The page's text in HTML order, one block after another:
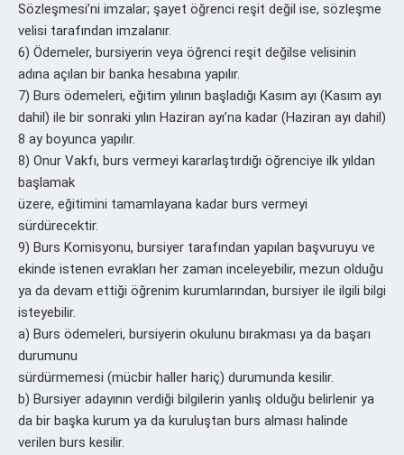
Sözleşmesi’ni imzalar; şayet öğrenci reşit değil ise, sözleşme
velisi tarafından imzalanır.
6) Ödemeler, bursiyerin veya öğrenci reşit değilse velisinin
adına açılan bir banka hesabına yapılır.
7) Burs ödemeleri, eğitim yılının başladığı Kasım ayı (Kasım ayı
dahil) ile bir sonraki yılın Haziran ayı’na kadar (Haziran ayı dahil)
8 ay boyunca yapılır.
8) Onur Vakfı, burs vermeyi kararlaştırdığı öğrenciye ilk yıldan
başlamak
üzere, eğitimini tamamlayana kadar burs vermeyi
sürdürecektir.
9) Burs Komisyonu, bursiyer tarafından yapılan başvuruyu ve
ekinde istenen evrakları her zaman inceleyebilir, mezun olduğu
ya da devam ettiği öğrenim kurumlarından, bursiyer ile ilgili bilgi
isteyebilir.
a) Burs ödemeleri, bursiyerin okulunu bırakması ya da başarı
durumunu
sürdürmemesi (mücbir haller hariç) durumunda kesilir.
b) Bursiyer adayının verdiği bilgilerin yanlış olduğu belirlenir ya
da bir başka kurum ya da kuruluştan burs alması halinde
verilen burs kesilir.